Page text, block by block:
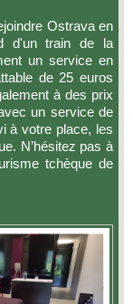
Ostrava en
d'un train de la
un service en
de 25 euros
à des prix
un service de
à votre place, les
N’hésitez pas à
tchèque de